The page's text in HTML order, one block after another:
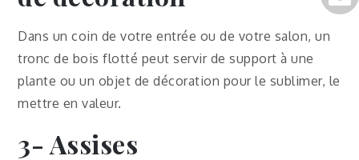
Dans un coin de votre entrée ou de votre salon, un
tronc de bois flotté peut servir de support à une
plante ou un objet de décoration pour le sublimer, le
mettre en valeur.
3- Assises